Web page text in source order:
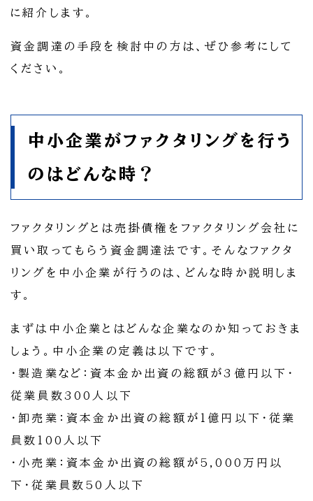
に紹介します。
資金調達の手段を検討中の方は、ぜひ参考にして
ください。
中小企業がファクタリングを行う
のはどんな時？
ファクタリングとは売掛債権をファクタリング会社に
買い取ってもらう資金調達法です。そんなファクタ
リングを中小企業が行うのは、どんな時か説明しま
す。
まずは中小企業とはどんな企業なのか知っておきま
しょう。中小企業の定義は以下です。
・製造業など：資本金か出資の総額が3億円以下・
従業員数300人以下
・卸売業：資本金か出資の総額が1億円以下・従業
員数100人以下
・小売業：資本金か出資の総額が5,000万円以
下・従業員数50人以下